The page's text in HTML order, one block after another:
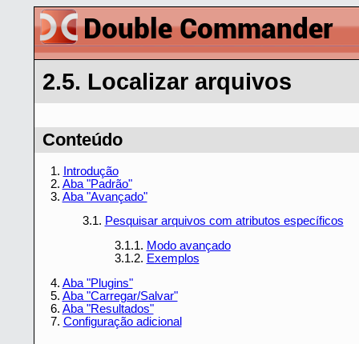
2.5. Localizar arquivos
Conteúdo
1.
Introdução
2. Aba "Padrão"
3. Aba "Avançado"
3.1. Pesquisar arquivos com atributos específicos
3.1.1. Modo avançado
3.1.2. Exemplos
4. Aba "Plugins"
5. Aba "Carregar/Salvar"
6. Aba "Resultados"
7. Configuração adicional